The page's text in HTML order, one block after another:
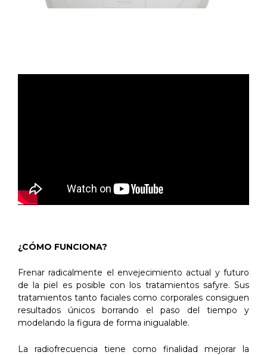
¿CÓMO FUNCIONA?
Frenar radicalmente el envejecimiento actual y futuro
de la piel es posible con los tratamientos safyre. Sus
tratamientos tanto faciales como corporales consiguen
resultados únicos borrando el paso del tiempo y
modelando la figura de forma inigualable.
La radiofrecuencia tiene como finalidad mejorar la